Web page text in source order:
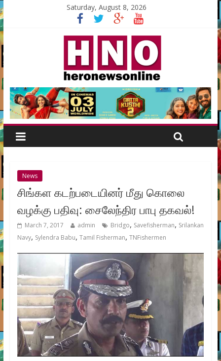
Saturday, August 8, 2026
News
சிங்கள கடற்படையினர் மீது கொலை
வழக்கு பதிவு: சைலேந்திர பாபு தகவல்!
March 7, 2017 admin Bridgo, Savefisherman, Srilankan
Navy, Sylendra Babu, Tamil Fisherman, TNFishermen